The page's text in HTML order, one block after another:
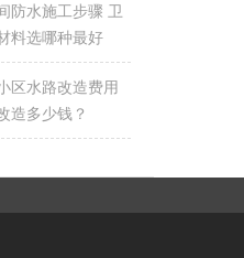
防水施工步骤 卫
料选哪种最好
区水路改造费用
造多少钱？